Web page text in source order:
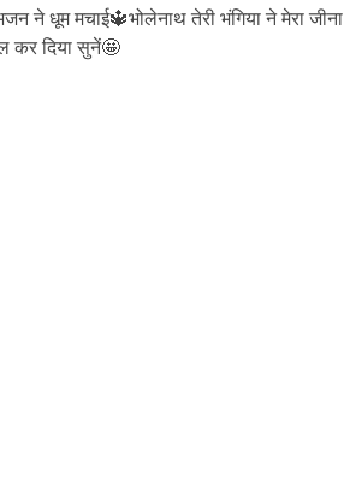
ने धूम मचाई🔱भोलेनाथ तेरी भंगिया ने मेरा जीना
कर दिया सुनें🤩